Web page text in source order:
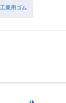
工業用ゴム